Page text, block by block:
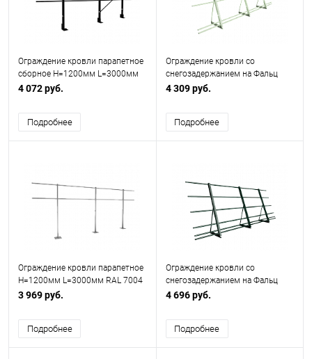
Ограждение кровли парапетное
сборное H=1200мм L=3000мм
(3 трубы)
4 072 руб.
Подробнее
Ограждение кровли со
снегозадержанием на Фальц
H=1200мм L=3000мм Эконом
4 309 руб.
Подробнее
Ограждение кровли парапетное
H=1200мм L=3000мм RAL 7004
(Тип 1)
3 969 руб.
Подробнее
Ограждение кровли со
снегозадержанием на Фальц
H=1200мм L=3000мм (5 Труб)
4 696 руб.
Подробнее